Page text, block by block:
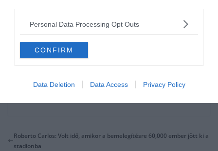
Personal Data Processing Opt Outs
CONFIRM
Data Deletion Data Access Privacy Policy
Roberto Carlos: Volt idő, amikor a bemelegítésre 60,000 ember jött ki a
stadionba